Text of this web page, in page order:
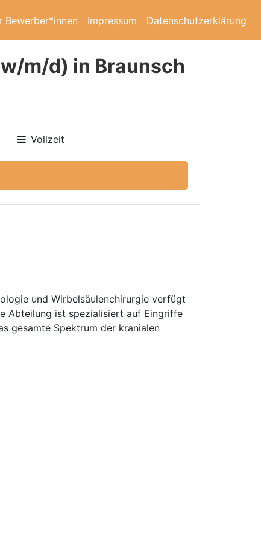
Bewerber*innen Impressum Datenschutzerklärung
m/d) in Braunsch
Vollzeit
und Wirbelsäulenchirurgie verfügt
Abteilung ist spezialisiert auf Eingriffe
gesamte Spektrum der kranialen